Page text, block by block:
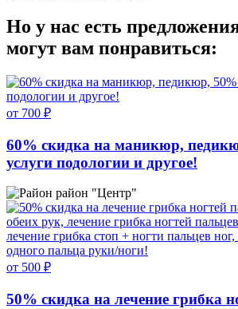
Но у нас есть
могут вам понравиться:
от 700 ₽
60% скидка на маникюр,
услуги подологии и другое!
район "Центр"
от 500 ₽
50% скидка на лечение грибка